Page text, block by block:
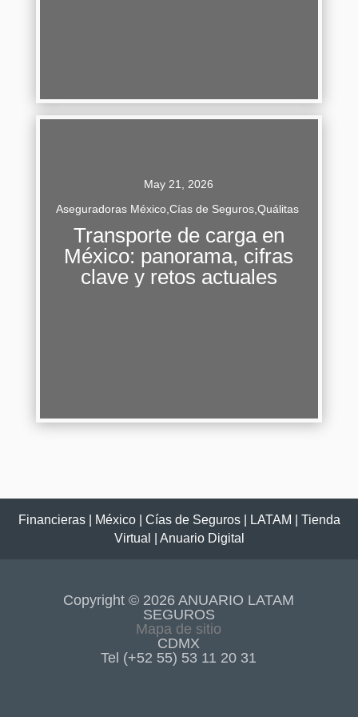
May 21, 2026
Aseguradoras México,Cías de Seguros,Quálitas
Transporte de carga en
México: panorama, cifras
clave y retos actuales
El transporte de carga en México es clave para
las industrias del país, pero también requiere de
mucho cuidado. 1. Importancia del
Financieras| México| Cías de Seguros| LATAM
Tienda
Virtual
Anuario Digital
Copyright © 2026 ANUARIO LATAM
SEGUROS
Mapa de sitio
CDMX
Tel (+52 55) 53 11 20 31